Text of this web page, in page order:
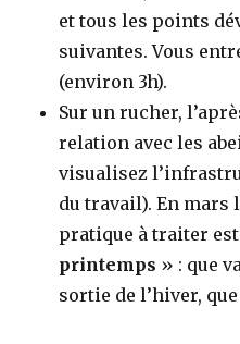
et tous les points
suivantes. Vous
(environ 3h).
Sur un rucher,
relation avec les
visualisez
du travail). En mars
pratique à traiter
printemps » : que
sortie de l’hiver,